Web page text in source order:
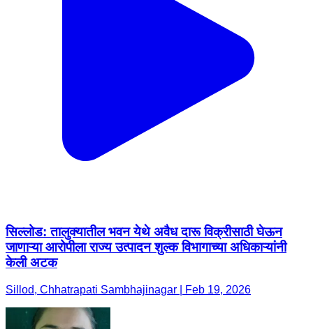
सिल्लोड: तालुक्यातील भवन येथे अवैध दारू विक्रीसाठी घेऊन
जाणाऱ्या आरोपीला राज्य उत्पादन शुल्क विभागाच्या अधिकाऱ्यांनी
केली अटक
Sillod, Chhatrapati Sambhajinagar | Feb 19, 2026